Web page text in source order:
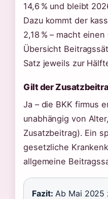
14,6 % und bleibt
Dazu kommt der
2,18 % – macht
Übersicht
Satz jeweils zur
Gilt der
Ja – die BKK firmus
unabhängig von
Zusatzbeitrag). Ein
gesetzliche
allgemeine
Fazit: Ab Mai 2025